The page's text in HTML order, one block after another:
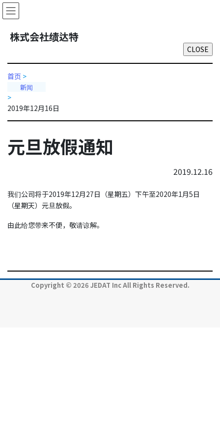
Skip
to
content
Skip
to
Navigation
株式会社绩达特
首页 >
新闻
>
2019年12月16日
元旦放假通知
2019.12.16
我们公司将于2019年12月27日（星期五）下午至2020年1月5日
（星期天）元旦放假。
由此给您带来不便，敬请谅解。
Copyright © 2026 JEDAT Inc All Rights Reserved.